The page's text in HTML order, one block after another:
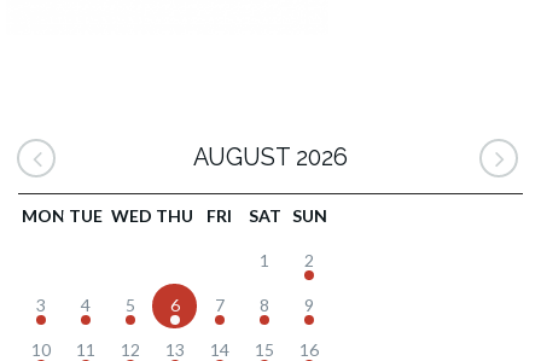
AUGUST 2026
MON TUE WED THU FRI SAT SUN
1 2
3 4 5 6 7 8 9
10 11 12 13 14 15 16